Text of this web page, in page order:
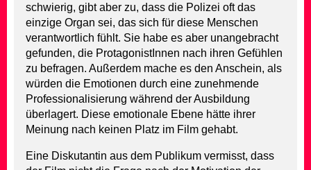
schwierig, gibt aber zu, dass die Polizei oft das
einzige Organ sei, das sich für diese Menschen
verantwortlich fühlt. Sie habe es aber unangebracht
gefunden, die ProtagonistInnen nach ihren Gefühlen
zu befragen. Außerdem mache es den Anschein, als
würden die Emotionen durch eine zunehmende
Professionalisierung während der Ausbildung
überlagert. Diese emotionale Ebene hätte ihrer
Meinung nach keinen Platz im Film gehabt.
Eine Diskutantin aus dem Publikum vermisst, dass